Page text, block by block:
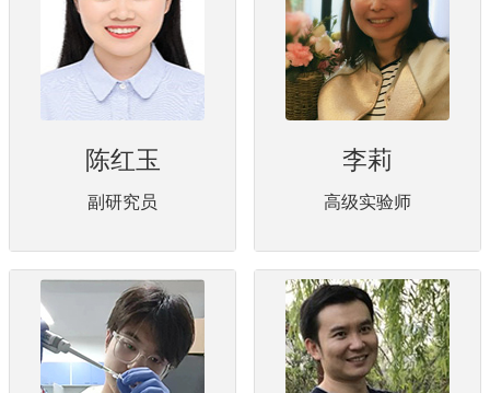
陈红玉
副研究员
李莉
高级实验师